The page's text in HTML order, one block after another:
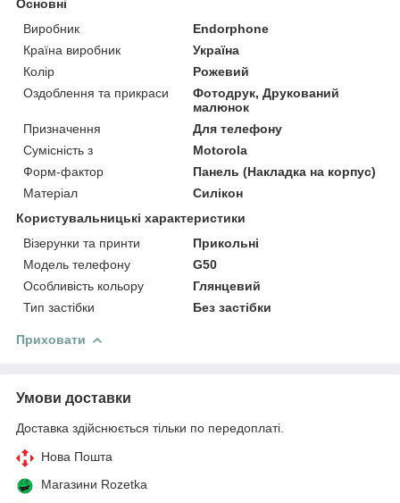
Основні
Виробник
Endorphone
Країна виробник
Україна
Колір
Рожевий
Оздоблення та прикраси
Фотодрук, Друкований
малюнок
Призначення
Для телефону
Сумісність з
Motorola
Форм-фактор
Панель (Накладка на корпус)
Матеріал
Силікон
Користувальницькі характеристики
Візерунки та принти
Прикольні
Модель телефону
G50
Особливість кольору
Глянцевий
Тип застібки
Без застібки
Приховати
Умови доставки
Доставка здійснюється тільки по передоплаті.
Нова Пошта
Магазини Rozetka